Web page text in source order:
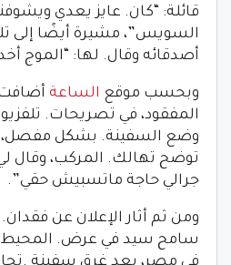
قائلة: “كان. عايز يعدي
السويس”، مشيرة أيضًا إلى
أصدقائه وقال. لها: “الموج
وبحسب موقع الساعة
المفقود، في تصريحات.
وضع السفينة. بشكل مفصل،
توضح تهالك. المركب، وقال
جرالي حاجة ماتسبيش حقي”.
ومن ثم أثار الإعلان عن
سامح سيد في عرض.